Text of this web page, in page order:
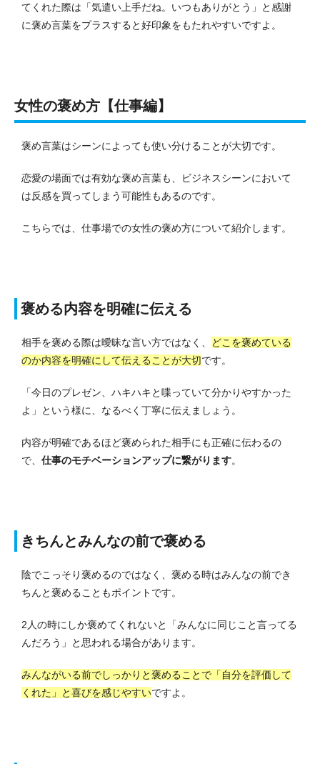
てくれた際は「気遣い上手だね。いつもありがとう」と感謝
に褒め言葉をプラスすると好印象をもたれやすいですよ。
女性の褒め方【仕事編】
褒め言葉はシーンによっても使い分けることが大切です。
恋愛の場面では有効な褒め言葉も、ビジネスシーンにおいて
は反感を買ってしまう可能性もあるのです。
こちらでは、仕事場での女性の褒め方について紹介します。
褒める内容を明確に伝える
相手を褒める際は曖昧な言い方ではなく、
どこを褒めている
のか内容を明確にして伝えることが大切です。
「今日のプレゼン、ハキハキと喋っていて分かりやすかった
よ」という様に、なるべく丁寧に伝えましょう。
内容が明確であるほど褒められた相手にも正確に伝わるの
で、 仕事のモチベーションアップに繋がります。
きちんとみんなの前で褒める
陰でこっそり褒めるのではなく、褒める時はみんなの前でき
ちんと褒めることもポイントです。
2人の時にしか褒めてくれないと「みんなに同じこと言ってる
んだろう」と思われる場合があります。
みんながいる前でしっかりと褒めることで「自分を評価して
くれた」と喜びを感じやすいですよ。